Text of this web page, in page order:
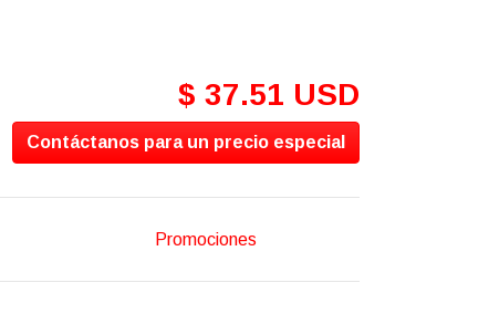
$ 37.51 USD
Contáctanos para un precio especial
Promociones